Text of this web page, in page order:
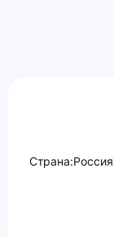
Страна:Россия